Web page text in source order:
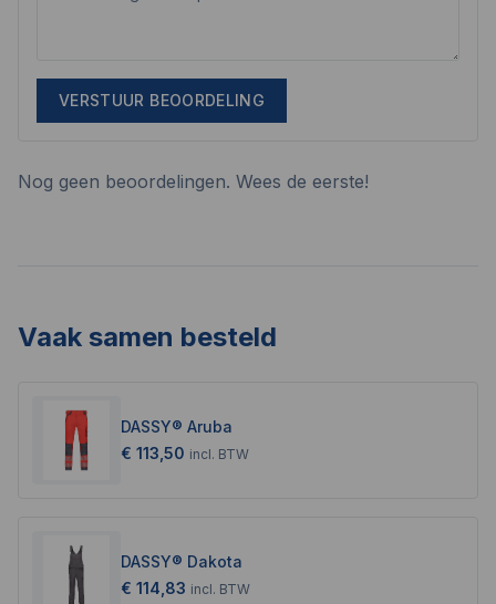
VERSTUUR BEOORDELING
Nog geen beoordelingen. Wees de eerste!
Vaak samen besteld
DASSY® Aruba
€ 113,50 incl. BTW
DASSY® Dakota
€ 114,83 incl. BTW